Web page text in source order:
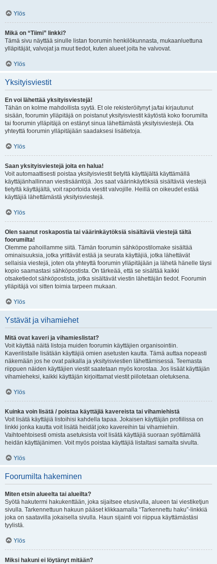
Ylös
Mikä on “Tiimi” linkki?
Tämä sivu näyttää sinulle listan foorumin henkilökunnasta, mukaanluettuna
ylläpitäjät, valvojat ja muut tiedot, kuten alueet joita he valvovat.
Ylös
Yksityisviestit
En voi lähettää yksityisviestejä!
Tähän on kolme mahdollista syytä. Et ole rekisteröitynyt ja/tai kirjautunut
sisään, foorumin ylläpitäjä on poistanut yksityisviestit käytöstä koko foorumilta
tai foorumin ylläpitäjä on estänyt sinua lähettämästä yksityisviestejä. Ota
yhteyttä foorumin ylläpitäjään saadaksesi lisätietoja.
Ylös
Saan yksityisviestejä joita en halua!
Voit automaattisesti poistaa yksityisviestit tietyltä käyttäjältä käyttämällä
käyttäjänhallinnan viestisääntöjä. Jos saat väärinkäytöksiä sisältäviä viestejä
tietyltä käyttäjältä, voit raportoida viestit valvojille. Heillä on oikeudet estää
käyttäjiä lähettämästä yksityisviestejä.
Ylös
Olen saanut roskapostia tai väärinkäytöksiä sisältäviä viestejä tältä
foorumilta!
Olemme pahoillamme siitä. Tämän foorumin sähköpostilomake sisältää
ominaisuuksia, jotka yrittävät estää ja seurata käyttäjiä, jotka lähettävät
sellaisia viestejä, joten ota yhteyttä foorumin ylläpitäjään ja lähetä hänelle täysi
kopio saamastasi sähköpostista. On tärkeää, että se sisältää kaikki
otsaketiedot sähköpostista, jotka sisältävät viestin lähettäjän tiedot. Foorumin
ylläpitäjä voi sitten toimia tarpeen mukaan.
Ylös
Ystävät ja vihamiehet
Mitä ovat kaveri ja vihamieslistat?
Voit käyttää näitä listoja muiden foorumin käyttäjien organisointiin.
Kaverilistalle lisätään käyttäjiä omien asetusten kautta. Tämä auttaa nopeasti
näkemään jos he ovat paikalla ja yksityisviestien lähettämisessä. Teemasta
riippuen näiden käyttäjien viestit saatetaan myös korostaa. Jos lisäät käyttäjän
vihamieheksi, kaikki käyttäjän kirjoittamat viestit piilotetaan oletuksena.
Ylös
Kuinka voin lisätä / poistaa käyttäjiä kavereista tai vihamiehistä
Voit lisätä käyttäjiä listoihisi kahdella tapaa. Jokaisen käyttäjän profiilissa on
linkki jonka kautta voit lisätä heidät joko kavereihin tai vihamiehiin.
Vaihtoehtoisesti omista asetuksista voit lisätä käyttäjiä suoraan syöttämällä
heidän käyttäjänimen. Voit myös poistaa käyttäjiä listaltasi samalta sivulta.
Ylös
Foorumilta hakeminen
Miten etsin alueelta tai alueilta?
Syötä hakutermi hakukenttään, joka sijaitsee etusivulla, alueen tai viestiketjun
sivulla. Tarkennettuun hakuun pääset klikkaamalla “Tarkennettu haku”-linkkiä
joka on saatavilla jokaisella sivulla. Haun sijainti voi riippua käyttämästäsi
tyylistä.
Ylös
Miksi hakuni ei löytänyt mitään?